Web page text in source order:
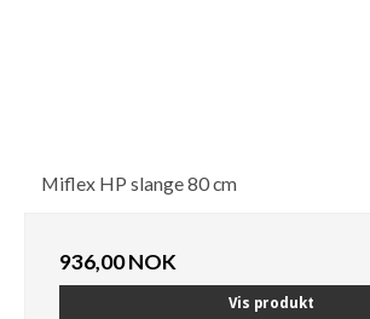
Miflex HP slange 80 cm
936,00 NOK
Vis produkt